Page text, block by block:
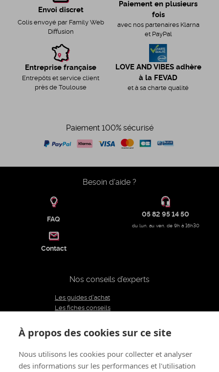
Envoi discret
Colis envoyé par Family Web
Diffusion
Paiement en plusieurs
fois
avec nos partenaires Klarna
et PayPal
Entreprise française
Entrepôts et service client
près de Toulouse
LOVE AND VIBES adhère
à la FEVAD
et à sa charte qualité
Paiement 100% sécurisé
Besoin d'aide ?
FAQ
05 82 95 14 50
du lun. au ven. de 9h à 16h30
Contact
Nos conseils d’experts
Les guides d'achat
Les fiches conseils
Le blog
Restons connectés
À propos des cookies sur ce site
Nous utilisons les cookies pour collecter et analyser
des informations sur les performances et l'utilisation